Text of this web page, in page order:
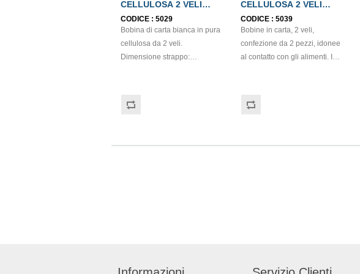
CELLULOSA 2 VELI
ECOLABEL
CODICE : 5029
Bobina di carta bianca in pura
cellulosa da 2 veli.
Dimensione strappo:
CELLULOSA 2 VELI
ECOLABEL
CODICE : 5039
Bobine in carta, 2 veli,
confezione da 2 pezzi, idonee
al contatto con gli alimenti. In
Gr/mq: 21. Prodotto con